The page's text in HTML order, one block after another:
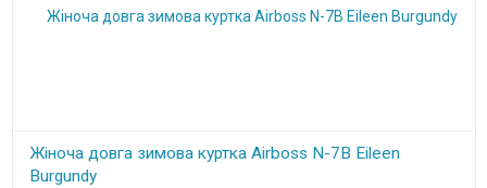
Жіноча довга зимова куртка Airboss N-7B Eileen
Burgundy